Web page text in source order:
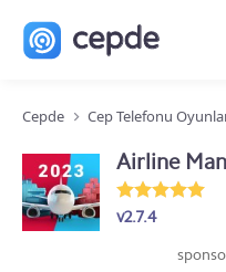
Cepde Cep Telefonu
Airline
v2.7.4